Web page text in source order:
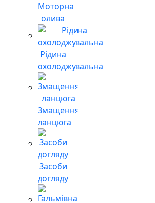
Моторна
олива
Рідина
охолоджувальна
Змащення
ланцюга
Засоби
догляду